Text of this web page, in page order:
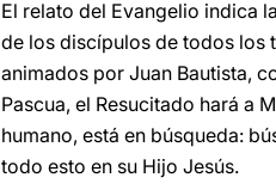
El relato del Evangelio indica
de los discípulos de todos los
animados por Juan Bautista,
Pascua, el Resucitado hará a
humano, está en búsqueda:
todo esto en su Hijo Jesús.